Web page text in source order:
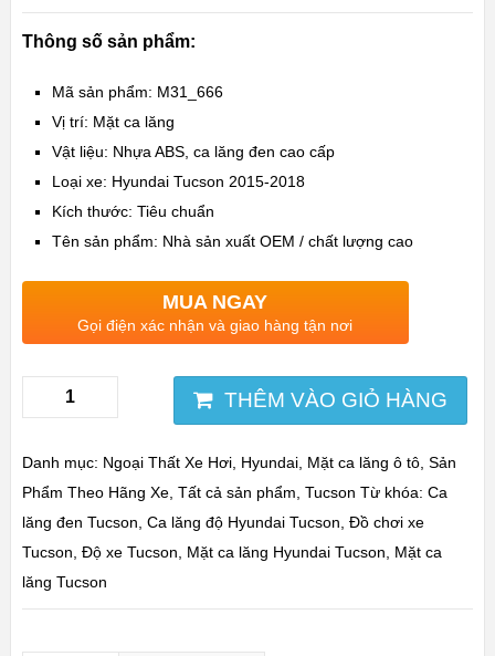
Thông số sản phẩm:
Mã sản phẩm: M31_666
Vị trí: Mặt ca lăng
Vật liệu: Nhựa ABS, ca lăng đen cao cấp
Loại xe: Hyundai Tucson 2015-2018
Kích thước: Tiêu chuẩn
Tên sản phẩm: Nhà sản xuất OEM / chất lượng cao
MUA NGAY
Gọi điện xác nhận và giao hàng tận nơi
THÊM VÀO GIỎ HÀNG
Danh mục: Ngoại Thất Xe Hơi, Hyundai, Mặt ca lăng ô tô, Sản
Phẩm Theo Hãng Xe, Tất cả sản phẩm Tucson Từ khóa: Ca
lăng đen Tucson Ca lăng độ Hyundai Tucson Đồ chơi xe
Tucson Độ xe Tucson Mặt ca lăng Hyundai Tucson
Mặt ca
lăng Tucson